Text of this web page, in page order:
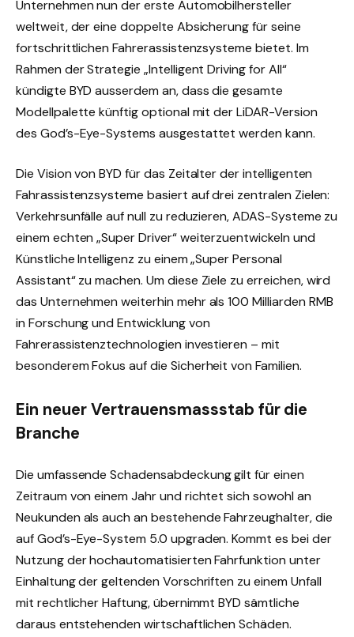
Unternehmen nun der erste Automobilhersteller
weltweit, der eine doppelte Absicherung für seine
fortschrittlichen Fahrerassistenzsysteme bietet. Im
Rahmen der Strategie „Intelligent Driving for All“
kündigte BYD ausserdem an, dass die gesamte
Modellpalette künftig optional mit der LiDAR-Version
des God’s-Eye-Systems ausgestattet werden kann.
Die Vision von BYD für das Zeitalter der intelligenten
Fahrassistenzsysteme basiert auf drei zentralen Zielen:
Verkehrsunfälle auf null zu reduzieren, ADAS-Systeme zu
einem echten „Super Driver“ weiterzuentwickeln und
Künstliche Intelligenz zu einem „Super Personal
Assistant“ zu machen. Um diese Ziele zu erreichen, wird
das Unternehmen weiterhin mehr als 100 Milliarden RMB
in Forschung und Entwicklung von
Fahrerassistenztechnologien investieren – mit
besonderem Fokus auf die Sicherheit von Familien.
Ein neuer Vertrauensmassstab für die
Branche
Die umfassende Schadensabdeckung gilt für einen
Zeitraum von einem Jahr und richtet sich sowohl an
Neukunden als auch an bestehende Fahrzeughalter, die
auf God’s-Eye-System 5.0 upgraden. Kommt es bei der
Nutzung der hochautomatisierten Fahrfunktion unter
Einhaltung der geltenden Vorschriften zu einem Unfall
mit rechtlicher Haftung, übernimmt BYD sämtliche
daraus entstehenden wirtschaftlichen Schäden.